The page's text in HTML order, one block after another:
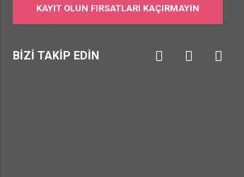
KAYIT OLUN FIRSATLARI KAÇIRMAYIN
BİZİ TAKİP EDİN